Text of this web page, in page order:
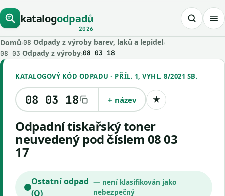
katalogodpadů
2026
Domů›08 Odpady z výroby barev, laků a lepidel›
08 03 Odpady z výroby›08 03 18
KATALOGOVÝ KÓD ODPADU · PŘÍL. 1, VYHL. 8/2021 SB.
08 03 18 + název ★Uložit kód
Odpadní tiskařský toner
neuvedený pod číslem 08 03
17
Ostatní odpad
(O)
— není klasifikován jako
nebezpečný